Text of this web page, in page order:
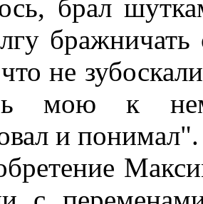
брал
не
мою к
и понимал".